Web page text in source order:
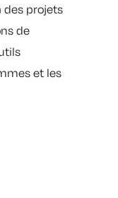
des projets
de
et les